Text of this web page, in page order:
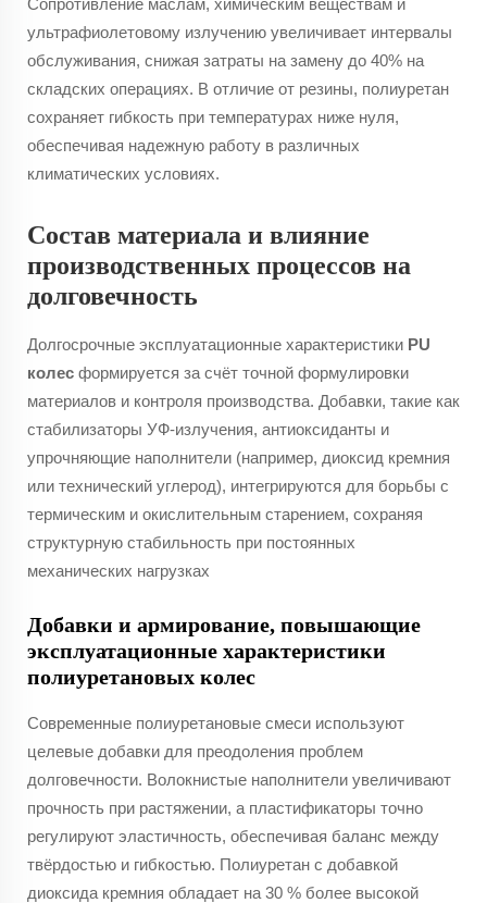
ультрафиолетовому излучению увеличивает интервалы
обслуживания, снижая затраты на замену до 40% на
складских операциях. В отличие от резины, полиуретан
сохраняет гибкость при температурах ниже нуля,
обеспечивая надежную работу в различных
климатических условиях.
Состав материала и влияние
производственных процессов на
долговечность
Долгосрочные эксплуатационные характеристики PU
колес формируется за счёт точной формулировки
материалов и контроля производства. Добавки, такие как
стабилизаторы УФ-излучения, антиоксиданты и
упрочняющие наполнители (например, диоксид кремния
или технический углерод), интегрируются для борьбы с
термическим и окислительным старением, сохраняя
структурную стабильность при постоянных
механических нагрузках
Добавки и армирование, повышающие
эксплуатационные характеристики
полиуретановых колес
Современные полиуретановые смеси используют
целевые добавки для преодоления проблем
долговечности. Волокнистые наполнители увеличивают
прочность при растяжении, а пластификаторы точно
регулируют эластичность, обеспечивая баланс между
твёрдостью и гибкостью. Полиуретан с добавкой
диоксида кремния обладает на 30 % более высокой